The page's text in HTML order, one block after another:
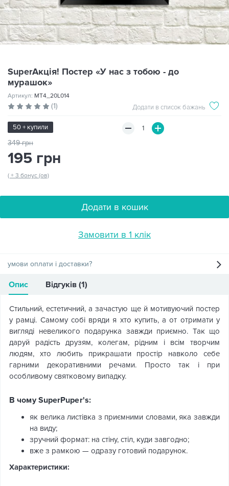
SuperАкція! Постер «У нас з тобою - до
мурашок»
Артикул: MT4_20L014
(1) Додати в список бажань
50 + купили
349 грн
195 грн
( + 3 бонус (ов)
Додати в кошик
Замовити в 1 клік
умови оплати і доставки?
Опис Відгуків (1)
Стильний, естетичний, а зачастую ще й мотивуючий постер
у рамці. Самому собі вряди я хто купить, а от отримати у
вигляді невеликого подарунка завжди приємно. Так що
даруй радість друзям, колегам, рідним і всім творчим
людям, хто любить прикрашати простір навколо себе
гарними декоративними речами. Просто так і при
особливому святковому випадку.
В чому SuperPuper's:
як велика листівка з приємними словами, яка завжди
на виду;
зручний формат: на стіну, стіл, куди завгодно;
вже з рамкою — одразу готовий подарунок.
Характеристики: